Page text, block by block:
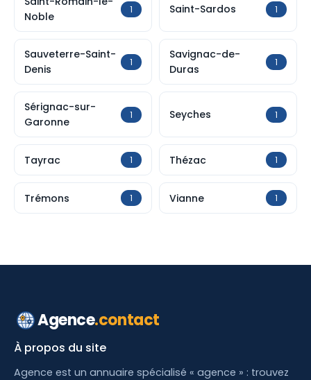
Noble
1 Saint-Sardos 1
Sauveterre-Saint-
Denis
1
Savignac-de-
Duras
1
Sérignac-sur-
Garonne
1 Seyches 1
Tayrac 1 Thézac 1
Trémons 1 Vianne 1
Agence.contact
À propos du site
Agence est un annuaire spécialisé « agence » : trouvez